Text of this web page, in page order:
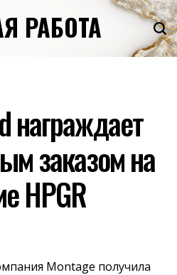
РАБОТА
награждает
заказом на
HPGR
Montage получила